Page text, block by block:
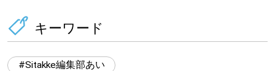
キーワード
Sitakke編集部あい